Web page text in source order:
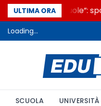
ULTIMA ORA
“Noi siamo le Scuole”:
Loading...
SCUOLA UNIVERSITÀ